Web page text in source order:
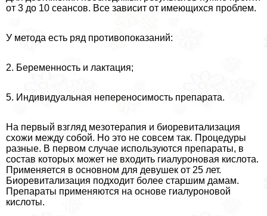
от 3 до 10 сеансов. Все зависит от имеющихся проблем.
У метода есть ряд противопоказаний:
2. Беременность и лактация;
5. Индивидуальная непереносимость препарата.
На первый взгляд мезотерапия и биоревитализация
схожи между собой. Но это не совсем так. Процедуры
разные. В первом случае используются препараты, в
состав которых может не входить гиалуроновая кислота.
Применяется в основном для дeвyшек от 25 лет.
Биоревитализация подходит более старшим дамам.
Препараты применяются на основе гиалуроновой
кислоты.